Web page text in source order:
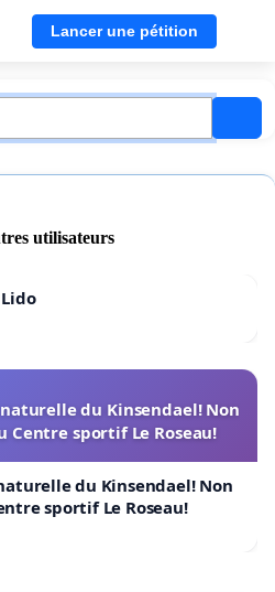
Lancer une pétition
utilisateurs
du Kinsendael! Non
Centre sportif Le Roseau!
du Kinsendael! Non
sportif Le Roseau!